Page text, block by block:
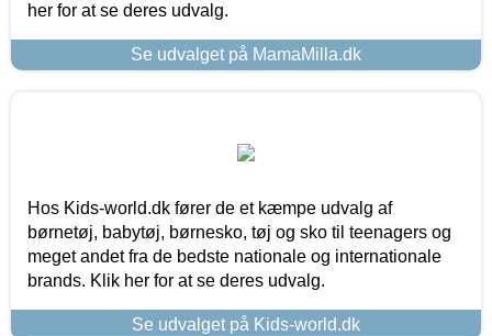
her for at se deres udvalg.
Se udvalget på MamaMilla.dk
Hos Kids-world.dk fører de et kæmpe udvalg af
børnetøj, babytøj, børnesko, tøj og sko til teenagers og
meget andet fra de bedste nationale og internationale
brands. Klik her for at se deres udvalg.
Se udvalget på Kids-world.dk